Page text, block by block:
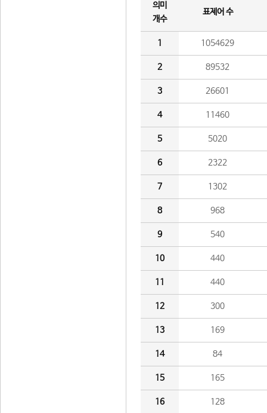
의미
개수
표제어 수
1 1054629
2 89532
3 26601
4 11460
5 5020
6 2322
7 1302
8 968
9 540
10 440
11 440
12 300
13 169
14 84
15 165
16 128